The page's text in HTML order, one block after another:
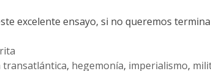
excelente ensayo, si no queremos
transatlántica, hegemonía, imperialismo,